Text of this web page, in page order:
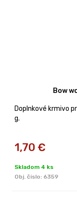
Bow
Doplnkové krmivo
g.
1,70 €
Skladom 4 ks
Obj. čislo: 6359